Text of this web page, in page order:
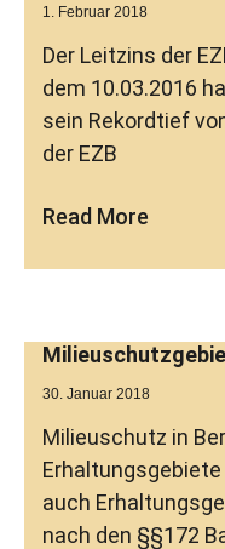
1. Februar 2018
Der Leitzins der
dem 10.03.2016
sein Rekordtief
der EZB
Read More
30. Januar 2018
Milieuschutz in
auch
nach den §§172